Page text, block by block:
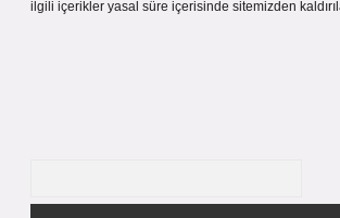
ilgili içerikler yasal süre içerisinde sitemizden